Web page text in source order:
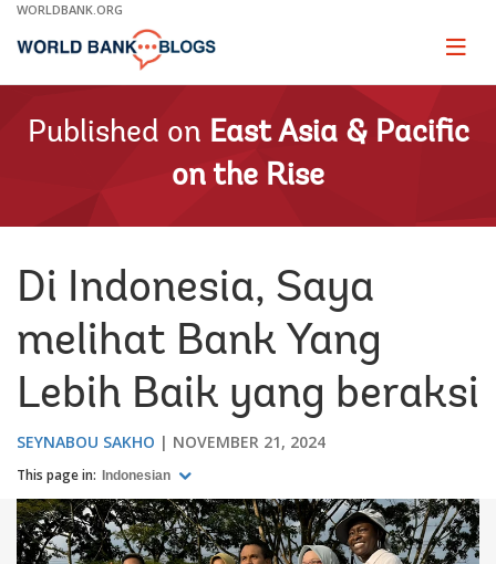
Skip
Main
WORLDBANK.ORG
Page
Published on East Asia & Pacific
on the Rise
Di Indonesia, Saya
melihat Bank Yang
Lebih Baik yang beraksi
SEYNABOU SAKHO NOVEMBER 21, 2024
This page in: Indonesian